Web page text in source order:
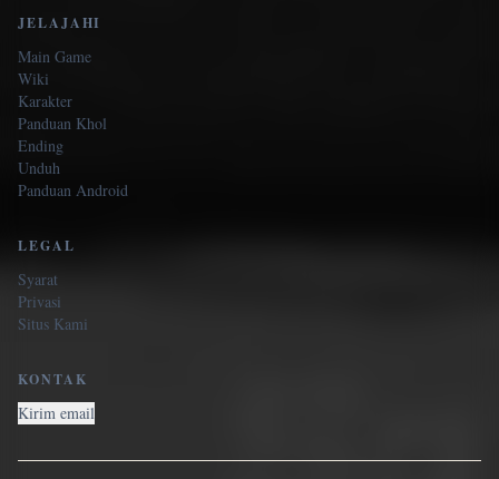
JELAJAHI
Main Game
Wiki
Karakter
Panduan Khol
Ending
Unduh
Panduan Android
LEGAL
Syarat
Privasi
Situs Kami
KONTAK
Kirim email